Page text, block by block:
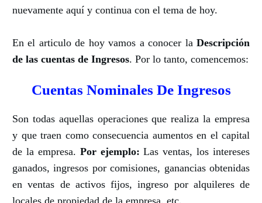
nuevamente aquí y continua con el tema de hoy.
En el articulo de hoy vamos a conocer la Descripción
de las cuentas de Ingresos. Por lo tanto, comencemos:
Cuentas Nominales De Ingresos
Son todas aquellas operaciones que realiza la empresa
y que traen como consecuencia aumentos en el capital
de la empresa. Por ejemplo: Las ventas, los intereses
ganados, ingresos por comisiones, ganancias obtenidas
en ventas de activos fijos, ingreso por alquileres de
locales de propiedad de la empresa, etc.